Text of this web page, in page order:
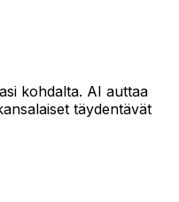
kohdalta. AI auttaa
täydentävät